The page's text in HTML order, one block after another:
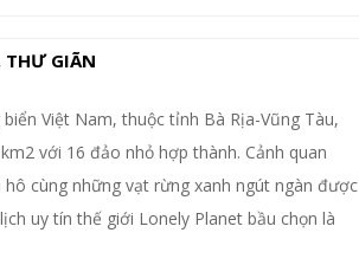
THƯ GIÃN
Việt Nam, thuộc tỉnh Bà Rịa-Vũng Tàu,
với 16 đảo nhỏ hợp thành. Cảnh quan
cùng những vạt rừng xanh ngút ngàn được
uy tín thế giới Lonely Planet bầu chọn là